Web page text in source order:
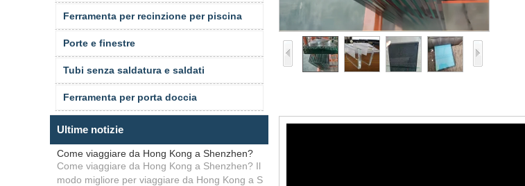
Ferramenta per recinzione per piscina
Porte e finestre
Tubi senza saldatura e saldati
Ferramenta per porta doccia
Ultime notizie
Come viaggiare da Hong Kong a Shenzhen?
Come viaggiare da Hong Kong a Shenzhen? Il
modo migliore per viaggiare da Hong Kong a S